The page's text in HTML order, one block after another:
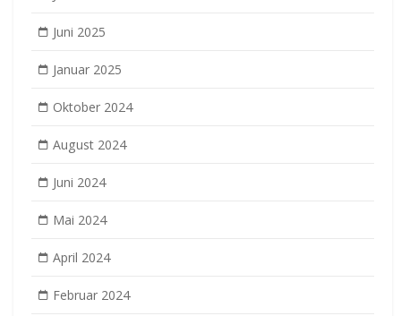
Juni 2025
Januar 2025
Oktober 2024
August 2024
Juni 2024
Mai 2024
April 2024
Februar 2024